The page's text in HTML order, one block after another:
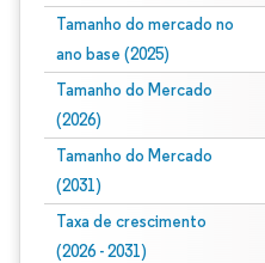
Tamanho do mercado no
ano base (2025)
Tamanho do Mercado
(2026)
Tamanho do Mercado
(2031)
Taxa de crescimento
(2026 - 2031)